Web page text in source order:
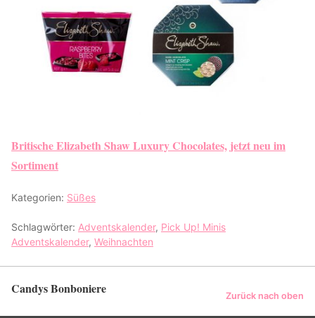
Britische Elizabeth Shaw Luxury Chocolates, jetzt neu im
Sortiment
Kategorien: Süßes
Schlagwörter: Adventskalender, Pick Up! Minis
Adventskalender, Weihnachten
Candys Bonboniere Zurück nach oben